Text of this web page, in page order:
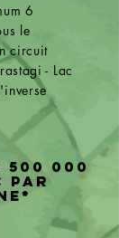
6
le
circuit
- Lac
500 000
par